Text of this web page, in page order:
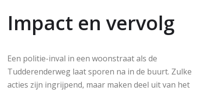
Impact en vervolg
Een politie-inval in een woonstraat als de
Tudderenderweg laat sporen na in de buurt. Zulke
acties zijn ingrijpend, maar maken deel uit van het